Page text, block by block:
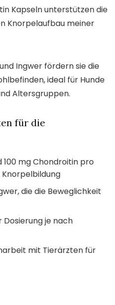
Kapseln unterstützen die
Knorpelaufbau meiner
Ingwer fördern sie die
ideal für Hunde
Altersgruppen.
für die
100 mg Chondroitin pro
die die Beweglichkeit
Dosierung je nach
mit Tierärzten für